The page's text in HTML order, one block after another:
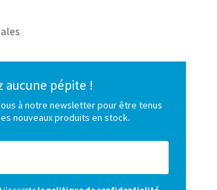
aucune pépite !
à notre newsletter pour être tenus
nouveaux produits en stock.